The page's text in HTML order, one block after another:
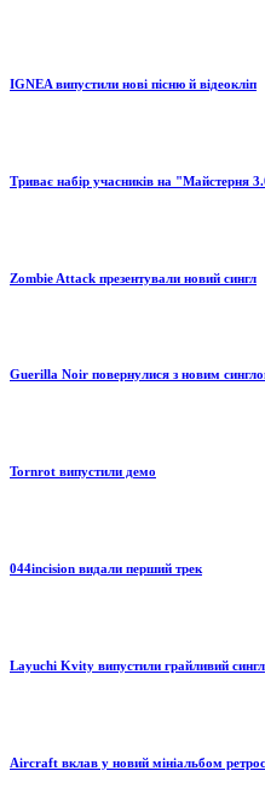
IGNEA випустили нові пісню й відеокліп
Триває набір учасників на "Майстерня
Zombie Attack презентували новий сингл
Guerilla Noir повернулися з новим
Tornrot випустили демо
044incision видали перший трек
Layuchi Kvity випустили грайливий сингл
Aircraft вклав у новий мініальбом